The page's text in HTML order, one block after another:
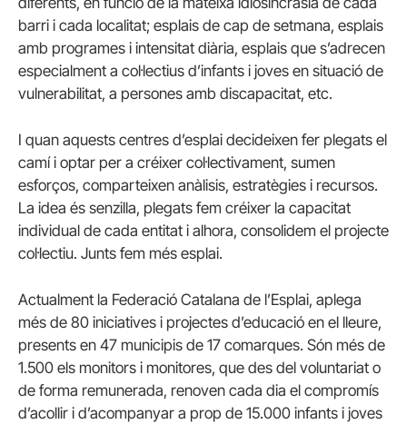
barri i cada localitat; esplais de cap de setmana, esplais
amb programes i intensitat diària, esplais que s’adrecen
especialment a col·lectius d’infants i joves en situació de
vulnerabilitat, a persones amb discapacitat, etc.
I quan aquests centres d’esplai decideixen fer plegats el
camí i optar per a créixer col·lectivament, sumen
esforços, comparteixen anàlisis, estratègies i recursos.
La idea és senzilla, plegats fem créixer la capacitat
individual de cada entitat i alhora, consolidem el projecte
col·lectiu. Junts fem més esplai.
Actualment la Federació Catalana de l’Esplai, aplega
més de 80 iniciatives i projectes d’educació en el lleure,
presents en 47 municipis de 17 comarques. Són més de
1.500 els monitors i monitores, que des del voluntariat o
de forma remunerada, renoven cada dia el compromís
d’acollir i d’acompanyar a prop de 15.000 infants i joves